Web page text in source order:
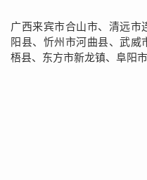
广西来宾市合山市、清远市
阳县、忻州市河曲县、武威
梧县、东方市新龙镇、阜阳